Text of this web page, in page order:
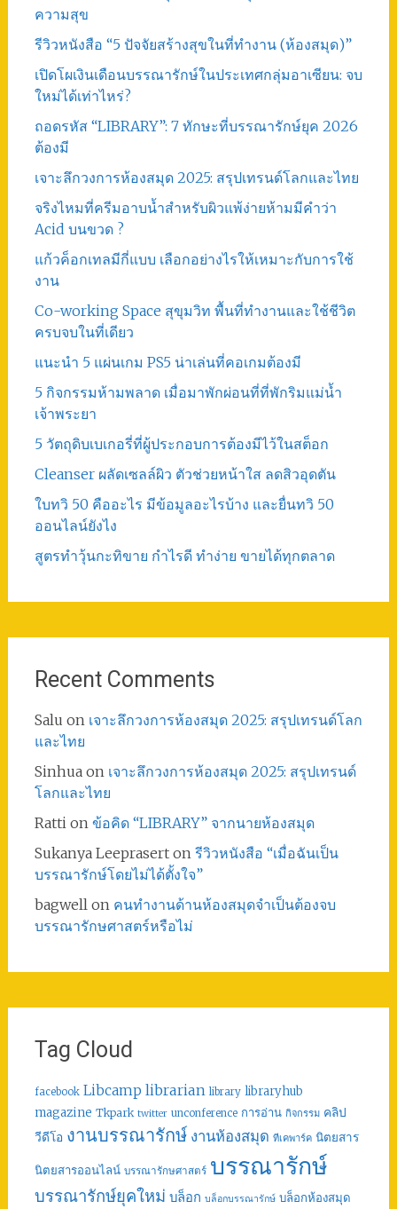
ความสุข
รีวิวหนังสือ “5 ปัจจัยสร้างสุขในที่ทำงาน (ห้องสมุด)”
เปิดโผเงินเดือนบรรณารักษ์ในประเทศกลุ่มอาเซียน: จบ
ใหม่ได้เท่าไหร่?
ถอดรหัส “LIBRARY”: 7 ทักษะที่บรรณารักษ์ยุค 2026
ต้องมี
เจาะลึกวงการห้องสมุด 2025: สรุปเทรนด์โลกและไทย
จริงไหมที่ครีมอาบน้ำสำหรับผิวแพ้ง่ายห้ามมีคำว่า
Acid บนขวด ?
แก้วค็อกเทลมีกี่แบบ เลือกอย่างไรให้เหมาะกับการใช้
งาน
Co-working Space สุขุมวิท พื้นที่ทำงานและใช้ชีวิต
ครบจบในที่เดียว
แนะนำ 5 แผ่นเกม PS5 น่าเล่นที่คอเกมต้องมี
5 กิจกรรมห้ามพลาด เมื่อมาพักผ่อนที่ที่พักริมแม่น้ำ
เจ้าพระยา
5 วัตถุดิบเบเกอรี่ที่ผู้ประกอบการต้องมีไว้ในสต็อก
Cleanser ผลัดเซลล์ผิว ตัวช่วยหน้าใส ลดสิวอุดตัน
ใบทวิ 50 คืออะไร มีข้อมูลอะไรบ้าง และยื่นทวิ 50
ออนไลน์ยังไง
สูตรทําวุ้นกะทิขาย กำไรดี ทำง่าย ขายได้ทุกตลาด
Recent Comments
Salu on เจาะลึกวงการห้องสมุด 2025: สรุปเทรนด์โลก
และไทย
Sinhuaon เจาะลึกวงการห้องสมุด 2025: สรุปเทรนด์
โลกและไทย
Rattion ข้อคิด “LIBRARY” จากนายห้องสมุด
Sukanya Leepraserton รีวิวหนังสือ “เมื่อฉันเป็น
บรรณารักษ์โดยไม่ได้ตั้งใจ”
bagwellon คนทำงานด้านห้องสมุดจำเป็นต้องจบ
บรรณารักษศาสตร์หรือไม่
Tag Cloud
facebook Libcamp librarian library libraryhub
magazine Tkpark twitter unconference การอ่าน กิจกรรม คลิป
วีดีโอ งานบรรณารักษ์ งานห้องสมุด ทีเคพาร์ค นิตยสาร
นิตยสารออนไลน์ บรรณารักษศาสตร์ บรรณารักษ์
บรรณารักษ์ยุคใหม่ บล็อก บล็อกบรรณารักษ์ บล็อกห้องสมุด